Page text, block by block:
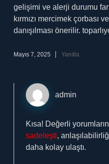
gelişimi ve alerji durumu
kırmızı mercimek çorbası
danışılması önerilir.
Mayıs 7, 2025 Yanıtla
admin
Kısa! Değerli
sadeleşti,
daha kolay ulaştı.